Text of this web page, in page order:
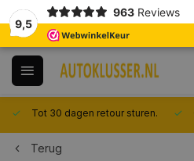
9,5
963 Reviews
Tot 30 dagen retour sturen.
Terug